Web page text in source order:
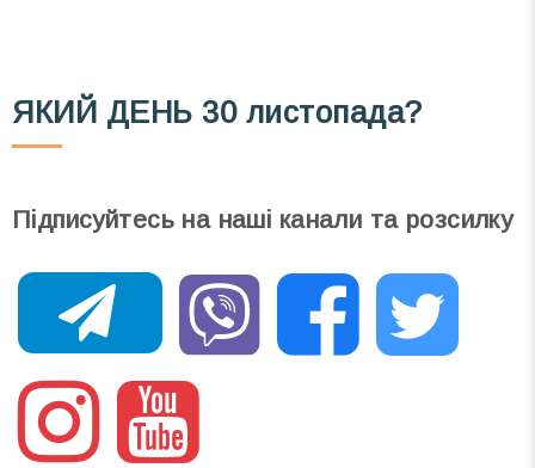
ЯКИЙ ДЕНЬ 30 листопада?
Підписуйтесь на наші канали та розсилку